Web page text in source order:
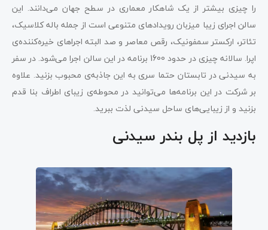
را چیزی بیشتر از یک شاهکار معماری در سطح جهان می‌دانند. این
سالن اجرای زیبا میزبان رویدادهای متنوعی است از جمله باله کلاسیک،
تئاتر، ارکستر سمفونیک، رقص معاصر و صد البته اجراهای خیره‌کننده‌ی
اپرا. سالانه چیزی در حدود 1600 برنامه در این سالن اجرا می‌شود. در سفر
به سیدنی در تابستان حتما سری به این جاذبه‌ی محبوب بزنید. علاوه
بر شرکت در این برنامه‌ها می‌توانید در محوطه‌ی زیبای اطراف بنا قدم
بزنید و از زیبایی‌های ساحل سیدنی لذت ببرید.
بازدید از پل بندر سیدنی